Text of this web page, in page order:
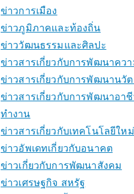
ข่าวการเมือง
ข่าวภูมิภาคและท้องถิ่น
ข่าววัฒนธรรมและศิลปะ
ข่าวสารเกี่ยวกับการพัฒนาควา
ข่าวสารเกี่ยวกับการพัฒนานวั
ข่าวสารเกี่ยวกับการพัฒนาอา
ทำงาน
ข่าวสารเกี่ยวกับเทคโนโลยีให
ข่าวอัพเดทเกี่ยวกับอนาคต
ข่าวเกี่ยวกับการพัฒนาสังคม
ข่าวเศรษฐกิจ สหรัฐ